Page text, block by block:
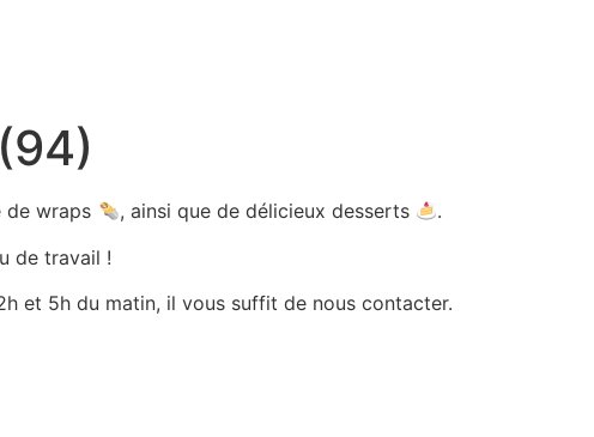
de wraps , ainsi que de délicieux desserts
.
de travail !
et 5h du matin, il vous suffit de nous contacter.